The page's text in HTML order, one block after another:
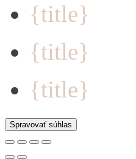
{title}
{title}
{title}
Spravovať súhlas